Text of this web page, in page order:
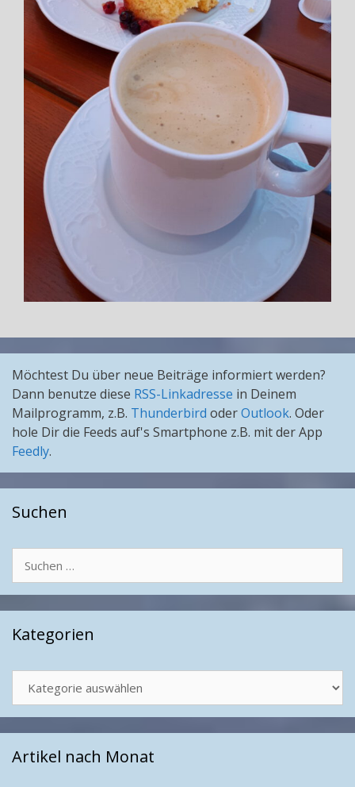
Möchtest Du über neue Beiträge informiert werden?
Dann benutze diese RSS-Linkadresse in Deinem
Mailprogramm, z.B. Thunderbird oderOutlook. Oder
hole Dir die Feeds auf's Smartphone z.B. mit der App
Feedly.
Suchen
nach:
Kategorien
Artikel nach Monat